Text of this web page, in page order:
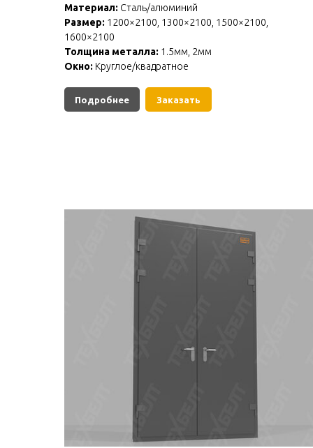
Материал: Сталь/алюминий
Размер: 1200×2100, 1300×2100, 1500×2100,
1600×2100
Толщина металла: 1.5мм, 2мм
Окно: Круглое/квадратное
Подробнее Заказать